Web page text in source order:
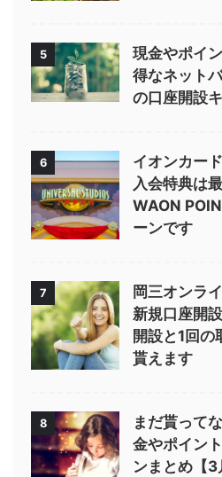
5
現金やポイ
得なネット
の口座開設
6
イオンカー
入会特典は
WAON
ーンです
7
岡三オンラ
新規口座開
開設と1回
貰えます
8
まだ貰って
金やポイン
ンまとめ【3